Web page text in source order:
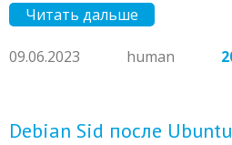
Читать дальше
09.06.2023 human
Debian Sid после